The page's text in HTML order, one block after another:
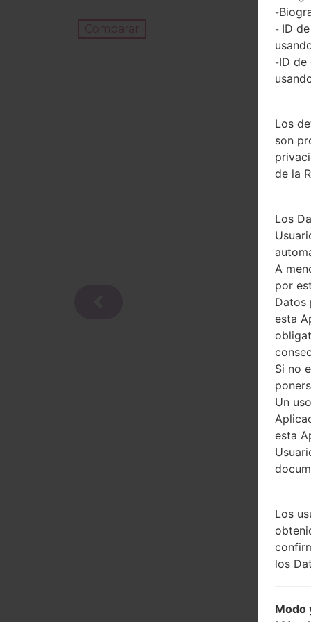
Comparar
-
- ID
-ID de
Los
son
de la
Los
A
por
Datos
esta
Si no
Un
esta
Los
los
Modo